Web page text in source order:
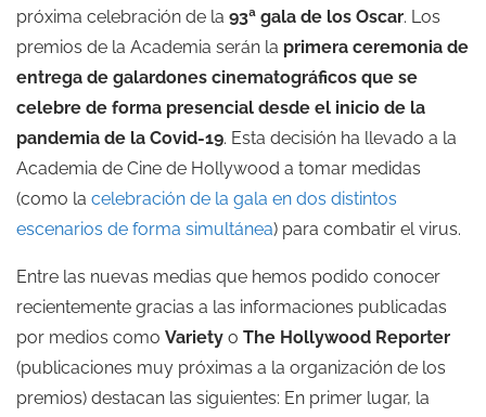
próxima celebración de la 93ª gala de los Oscar. Los
premios de la Academia serán la primera ceremonia de
entrega de galardones cinematográficos que se
celebre de forma presencial desde el inicio de la
pandemia de la Covid-19. Esta decisión ha llevado a la
Academia de Cine de Hollywood a tomar medidas
(como la celebración de la gala en dos distintos
escenarios de forma simultánea) para combatir el virus.
Entre las nuevas medias que hemos podido conocer
recientemente gracias a las informaciones publicadas
por medios como Variety o The Hollywood Reporter
(publicaciones muy próximas a la organización de los
premios) destacan las siguientes: En primer lugar, la